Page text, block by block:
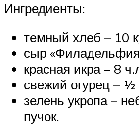
Ингредиенты:
темный хлеб – 10
сыр
красная икра – 8
свежий огурец – ½
зелень укропа –
пучок.